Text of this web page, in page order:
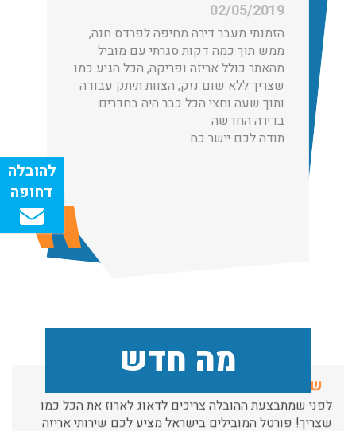
02/05/2019
הזמנתי מעבר דירה מחיפה לפרדס חנה,
ממש תוך כמה דקות סגרתי עם מוביל
מהאתר כולל אריזה ופריקה, הכל הגיע כמו
שצריך ללא שום נזק, הצוות תיתק עבודה
ותוך שעה וחצי הכל כבר היה בחדרים
בדירה החדשה
תודה לכם יישר כח
מה חדש
עודכן לאחרונה: 30/03/2026, 12:23
הובלות מנוף בגבעת שמואל:
שירותי הובלה עם מנוף בגבעת שמואל לכל סוגי ההובלות
החל מהובלת תכולת דירה שלמה עם מנוף ועד פריט בודד.
העברת פריטים כבדים עם מנוף בפרדס חנה ואפשרות הובלת
שירותי אריזה:
לפני שמתבצעת ההובלה צריכים לדאוג לארוז את הכל כמו
שצריך! פורטל המובילים בישראל מציע לכם שירותי אריזה
ברמה הגבוהה ביותר, לקבלת הצעת מחיר כנסו עכשיו
עודכן לאחרונה: 31/05/2026, 15:42